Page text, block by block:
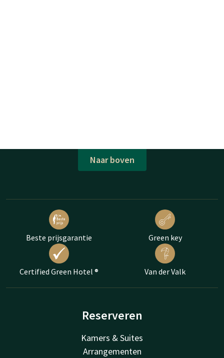
Naar boven
Beste prijsgarantie Green key
Certified Green Hotel ® Van der Valk
Reserveren
Kamers & Suites
Arrangementen